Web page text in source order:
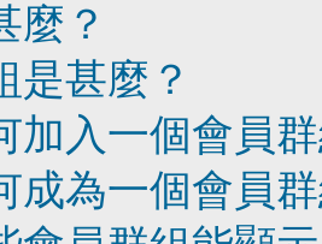
麼？
是甚麼？
加入一個會員
成為一個會員